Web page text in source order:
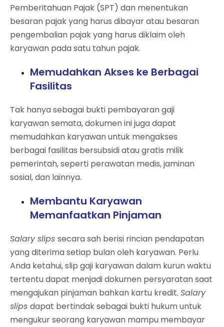
Pemberitahuan Pajak (SPT) dan menentukan
besaran pajak yang harus dibayar atau besaran
pengembalian pajak yang harus diklaim oleh
karyawan pada satu tahun pajak.
Memudahkan Akses ke Berbagai
Fasilitas
Tak hanya sebagai bukti pembayaran gaji
karyawan semata, dokumen ini juga dapat
memudahkan karyawan untuk mengakses
berbagai fasilitas bersubsidi atau gratis milik
pemerintah, seperti perawatan medis, jaminan
sosial, dan lainnya.
Membantu Karyawan
Memanfaatkan Pinjaman
Salary slips secara sah berisi rincian pendapatan
yang diterima setiap bulan oleh karyawan. Perlu
Anda ketahui, slip gaji karyawan dalam kurun waktu
tertentu dapat menjadi dokumen persyaratan saat
mengajukan pinjaman bahkan kartu kredit. Salary
slips dapat bertindak sebagai bukti hukum untuk
mengukur seorang karyawan mampu membayar